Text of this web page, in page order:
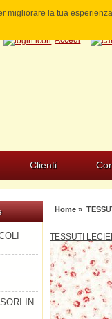
migliorare la tua
Accedi
Clienti
IN
Home»
TESSUTI